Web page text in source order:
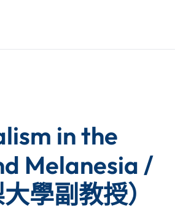
in the
Melanesia /
學副教授）